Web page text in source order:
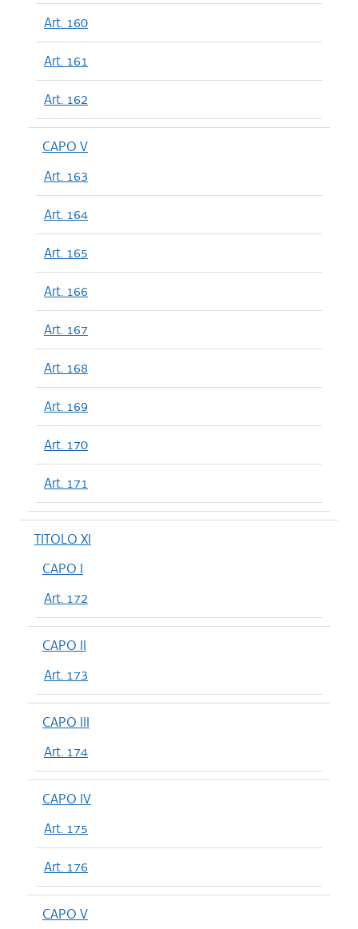
Art. 160
Art. 161
Art. 162
CAPO V
Art. 163
Art. 164
Art. 165
Art. 166
Art. 167
Art. 168
Art. 169
Art. 170
Art. 171
TITOLO XI
CAPO I
Art. 172
CAPO II
Art. 173
CAPO III
Art. 174
CAPO IV
Art. 175
Art. 176
CAPO V